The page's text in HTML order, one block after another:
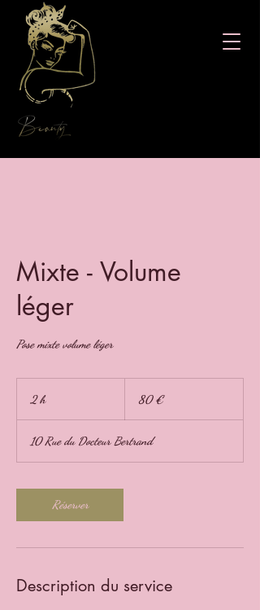
Mixte - Volume
léger
Pose mixte volume léger
2 h2
80 €
10 Rue du Docteur Bertrand
Réserver
Description du service